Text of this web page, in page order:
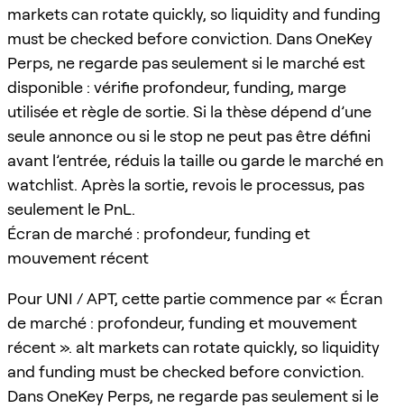
markets can rotate quickly, so liquidity and funding
must be checked before conviction. Dans OneKey
Perps, ne regarde pas seulement si le marché est
disponible : vérifie profondeur, funding, marge
utilisée et règle de sortie. Si la thèse dépend d’une
seule annonce ou si le stop ne peut pas être défini
avant l’entrée, réduis la taille ou garde le marché en
watchlist. Après la sortie, revois le processus, pas
seulement le PnL.
Écran de marché : profondeur, funding et
mouvement récent
Pour UNI / APT, cette partie commence par « Écran
de marché : profondeur, funding et mouvement
récent ». alt markets can rotate quickly, so liquidity
and funding must be checked before conviction.
Dans OneKey Perps, ne regarde pas seulement si le